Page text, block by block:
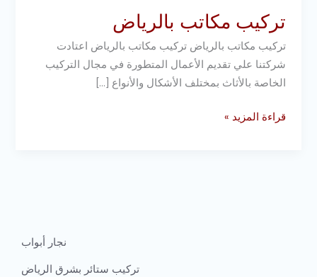
تركيب مكاتب بالرياض
تركيب مكاتب بالرياض تركيب مكاتب بالرياض اعتادت
شركتنا علي تقديم الأعمال المتطورة في مجال التركيب
الخاصة بالأثاث بمختلف الأشكال والأنواع […]
قراءة المزيد »
نجار أبواب
تركيب ستائر بشرق الرياض